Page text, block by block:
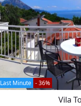
Last Minute - 36%
Vila